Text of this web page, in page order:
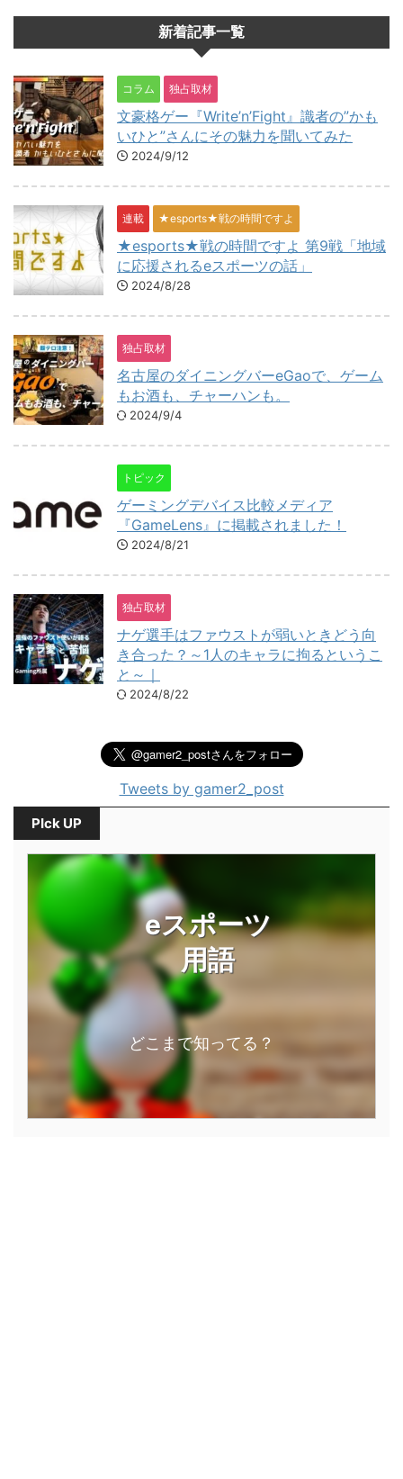
新着記事一覧
コラム 独占取材
文豪格ゲー『Write’n’Fight』識者の”かも
いひと”さんにその魅力を聞いてみた
2024/9/12
連載 ★esports★戦の時間ですよ
★esports★戦の時間ですよ 第9戦「地域
に応援されるeスポーツの話」
2024/8/28
独占取材
名古屋のダイニングバーeGaoで、ゲーム
もお酒も、チャーハンも。
2024/9/4
トピック
ゲーミングデバイス比較メディア
『GameLens』に掲載されました！
2024/8/21
独占取材
ナゲ選手はファウストが弱いときどう向
き合った？～1人のキャラに拘るというこ
と～｜
2024/8/22
Tweets by gamer2_post
PIck UP
eスポーツ
用語
どこまで知ってる？